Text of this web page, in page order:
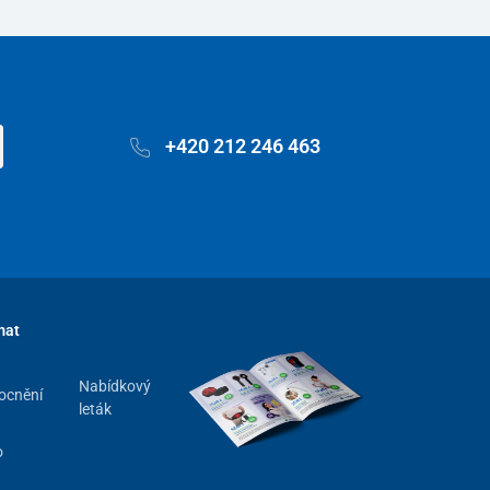
+420 212 246 463
Nabídkový
leták